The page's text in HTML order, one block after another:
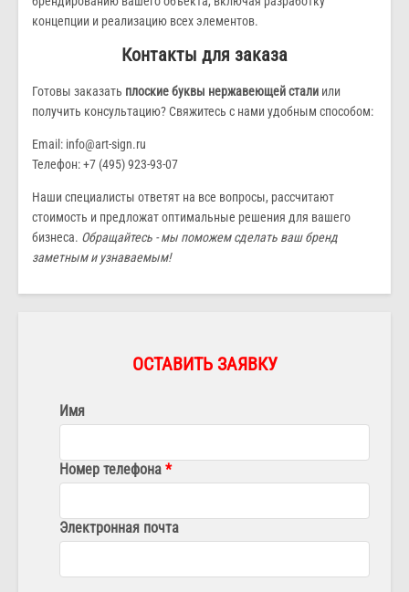
концепции и реализацию всех элементов.
Контакты для заказа
Готовы заказать плоские буквы нержавеющей стали или
получить консультацию? Свяжитесь с нами удобным способом:
Email: info@art-sign.ru
Телефон: +7 (495) 923-93-07
Наши специалисты ответят на все вопросы, рассчитают
стоимость и предложат оптимальные решения для вашего
бизнеса. Обращайтесь - мы поможем сделать ваш бренд
заметным и узнаваемым!
ОСТАВИТЬ ЗАЯВКУ
Имя
Номер телефона
Электронная почта